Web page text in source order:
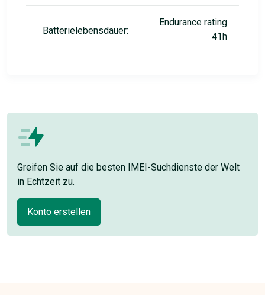
Batterielebensdauer:
Endurance rating
41h
Greifen Sie auf die besten IMEI-Suchdienste der Welt
in Echtzeit zu.
Konto erstellen